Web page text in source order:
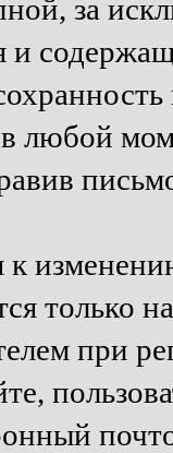
за
и
любой
к
только
при